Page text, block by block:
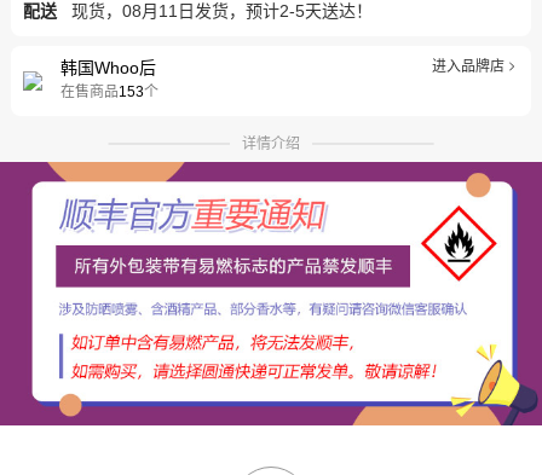
配送 现货，08月11日发货，预计2-5天送达！
韩国Whoo后
在售商品153个
进入品牌店
详情介绍